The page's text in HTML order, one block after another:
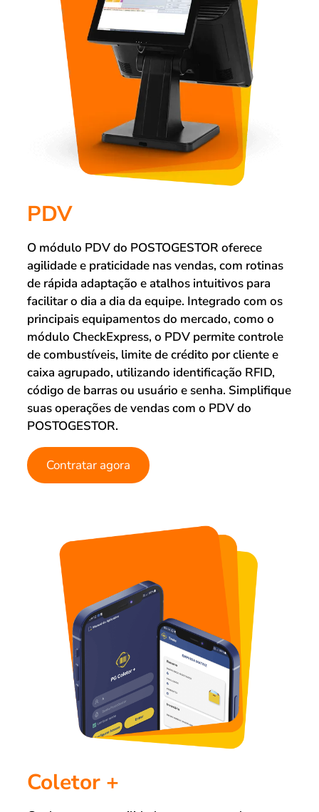
PDV
O módulo PDV do POSTOGESTOR oferece
agilidade e praticidade nas vendas, com rotinas
de rápida adaptação e atalhos intuitivos para
facilitar o dia a dia da equipe. Integrado com os
principais equipamentos do mercado, como o
módulo CheckExpress, o PDV permite controle
de combustíveis, limite de crédito por cliente e
caixa agrupado, utilizando identificação RFID,
código de barras ou usuário e senha. Simplifique
suas operações de vendas com o PDV do
POSTOGESTOR.
Contratar agora
Coletor +